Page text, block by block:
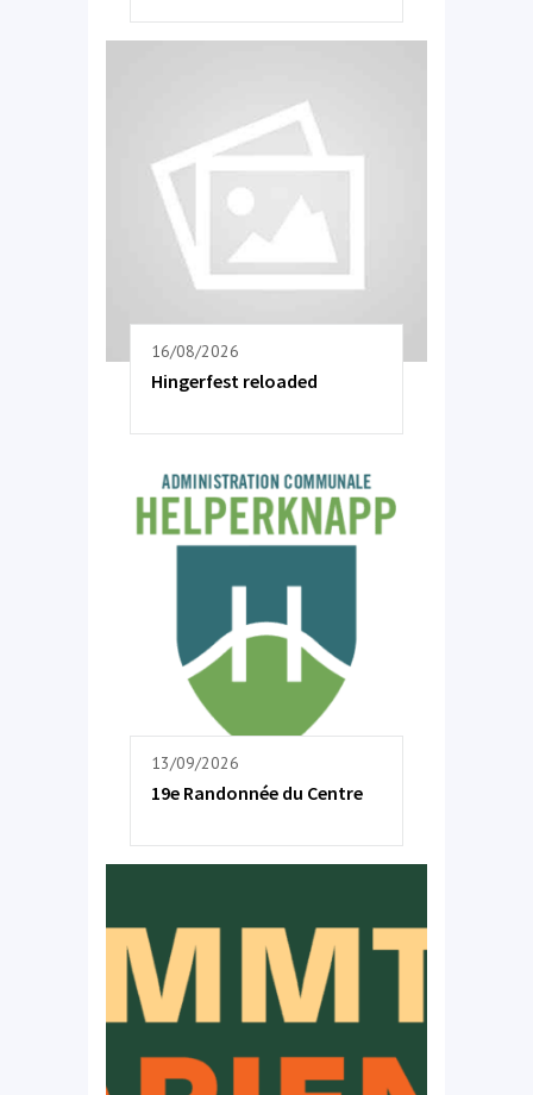
16/08/2026
Hingerfest reloaded
13/09/2026
19e Randonnée du Centre